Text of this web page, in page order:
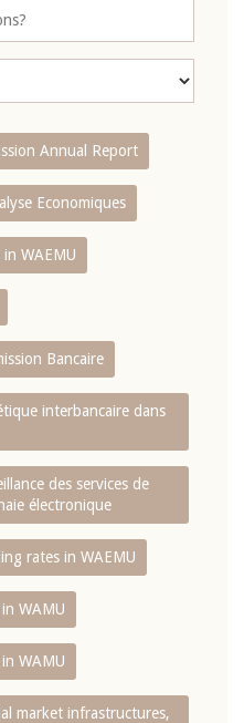
Annual Report
Economiques
WAEMU
Bancaire
interbancaire dans
des services de
électronique
rates in WAEMU
WAMU
WAMU
market infrastructures,